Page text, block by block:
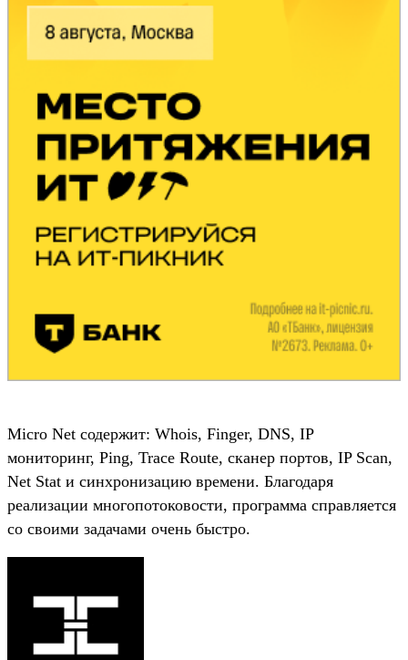
Micro Net содержит: Whois, Finger, DNS, IP
мониторинг, Ping, Trace Route, сканер портов, IP Scan,
Net Stat и синхронизацию времени. Благодаря
реализации многопотоковости, программа справляется
со своими задачами очень быстро.